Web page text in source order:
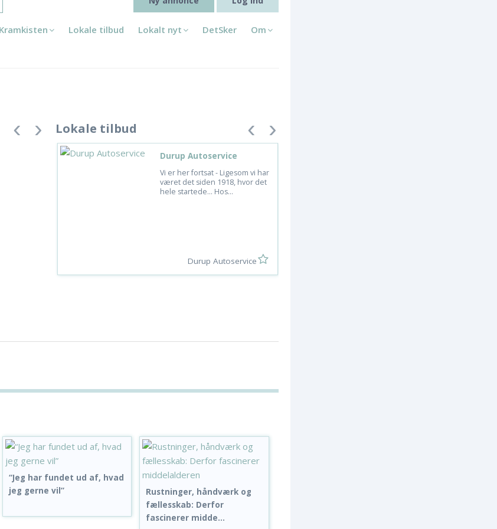
Kramkisten Lokale tilbud Lokalt nyt DetSker Om
Lokale tilbud
Durup Autoservice
Vi er her fortsat - Ligesom vi har
været det siden 1918, hvor det
hele startede... Hos...
Durup Autoservice
“Jeg har fundet ud af, hvad
jeg gerne vil”
Rustninger, håndværk og
fællesskab: Derfor
fascinerer midde...